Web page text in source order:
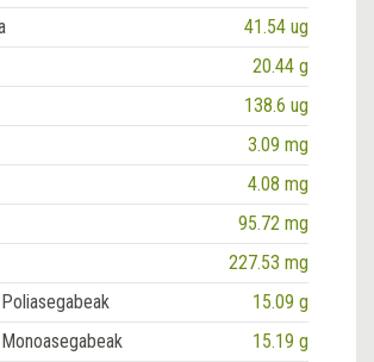
41.54 ug
20.44 g
138.6 ug
3.09 mg
4.08 mg
95.72 mg
227.53 mg
15.09 g
15.19 g